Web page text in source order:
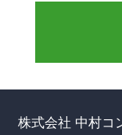
株式会社 中村コ